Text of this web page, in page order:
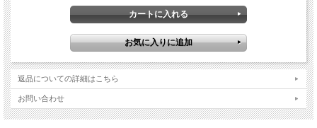
返品についての詳細はこちら
お問い合わせ